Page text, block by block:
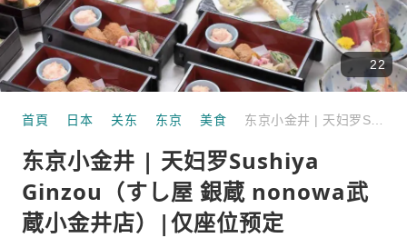
22
首頁 日本 关东 东京 美食
东京小金井 | 天妇罗Sushiya
Ginzou（すし屋 銀蔵 nonowa武
蔵小金井店）|仅座位预定